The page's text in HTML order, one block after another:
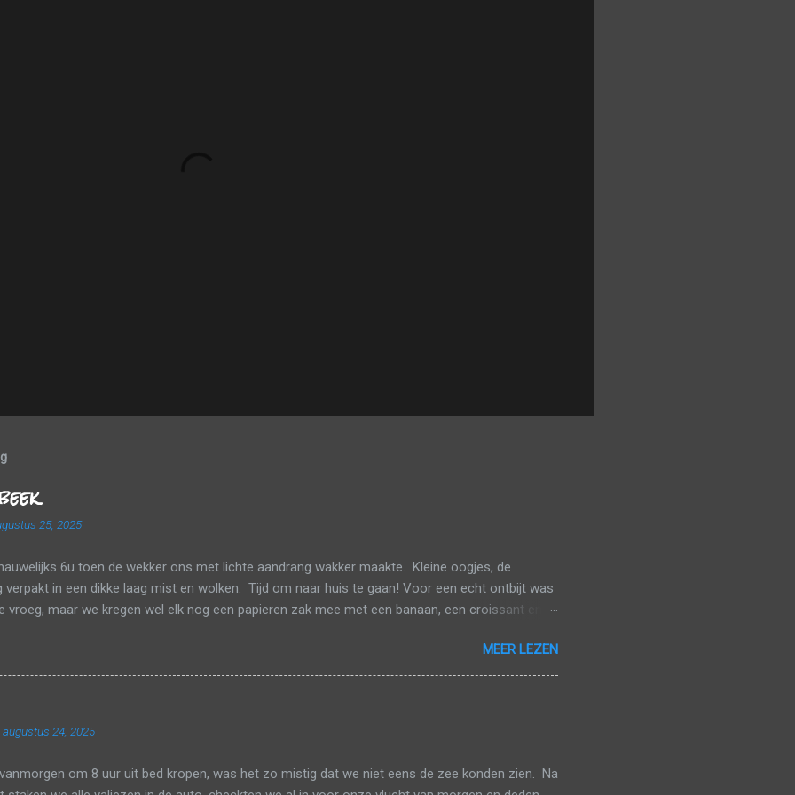
25, 2025
6u toen de wekker ons met lichte aandrang wakker maakte. Kleine oogjes, de
verpakt in een dikke laag mist en wolken. Tijd om naar huis te gaan! Voor een echt ontbijt was
vroeg, maar we kregen wel elk nog een papieren zak mee met een banaan, een croissant en
mee te pikken. Een laatste tankbeurt, de huurauto inleveren en dan gaan aanschuiven. De
bestaat uit één enkele terminal en er was één rij om aan te schuiven. Toen we van onze
waren verlost, gingen we nog magneten en een breiboek kopen en daarna geraakten we redelijk
veiligheidscontrole. Het zicht was gelukkig goed genoeg om op het geplande uur te
Nu ja, we hadden wel meer dan tijd genoeg in Parijs om de TGV te halen. In Brussel-Zuid
MEER LEZEN
augustus 24, 2025
om 8 uur uit bed kropen, was het zo mistig dat we niet eens de zee konden zien. Na